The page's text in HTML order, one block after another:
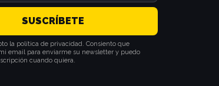
la política de privacidad. Consiento que
email para enviarme su newsletter y puedo
cuando quiera.